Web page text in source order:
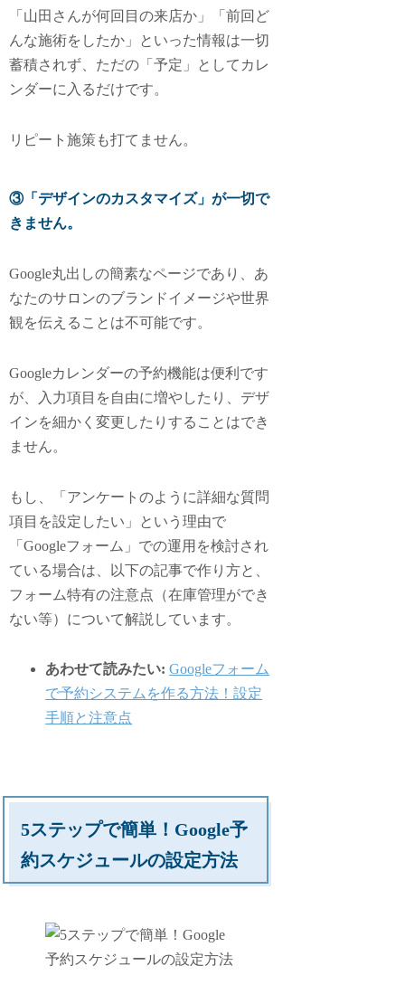
「山田さんが何回目の来店か」「前回ど
んな施術をしたか」といった情報は一切
蓄積されず、ただの「予定」としてカレ
ンダーに入るだけです。
リピート施策も打てません。
③「デザインのカスタマイズ」が一切で
きません。
Google丸出しの簡素なページであり、あ
なたのサロンのブランドイメージや世界
観を伝えることは不可能です。
Googleカレンダーの予約機能は便利です
が、入力項目を自由に増やしたり、デザ
インを細かく変更したりすることはでき
ません。
もし、「アンケートのように詳細な質問
項目を設定したい」という理由で
「Googleフォーム」での運用を検討され
ている場合は、以下の記事で作り方と、
フォーム特有の注意点（在庫管理ができ
ない等）について解説しています。
あわせて読みたい: Googleフォーム
で予約システムを作る方法！設定
手順と注意点
5ステップで簡単！Google予
約スケジュールの設定方法